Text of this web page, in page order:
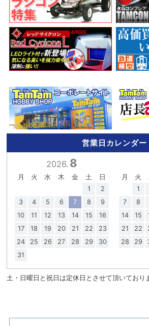
営業日カレンダー
2026. 8
月 火 水 木 金 土
日
1
2
3
4 5 6 7 8
9
10
11 12 13 14 15
16
17
18 19 20 21 22
23
24
25 26 27 28 29
30
31
月 火
1
7
8
14
15
21
22
28
29
土・日曜日と祝日は定休日とさせて頂いており